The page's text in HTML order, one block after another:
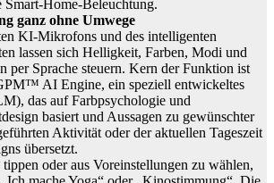
Home-Beleuchtung.
ganz ohne Umwege
KI-Mikrofons und des intelligenten
lassen sich Helligkeit, Farben, Modi und
per Sprache steuern. Kern der Funktion ist
AI Engine, ein speziell entwickeltes
das auf Farbpsychologie und
basiert und Aussagen zu gewünschter
Aktivität oder der aktuellen Tageszeit
übersetzt.
oder aus Voreinstellungen zu wählen,